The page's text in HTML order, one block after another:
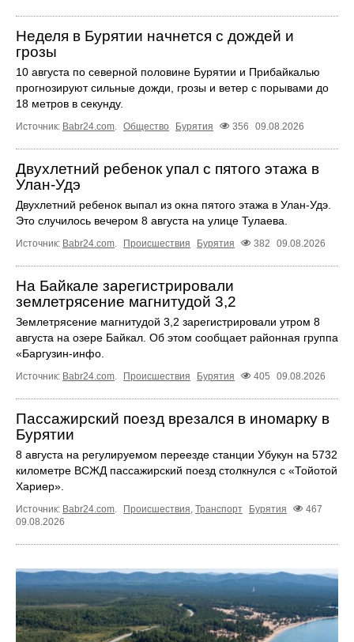
Неделя в Бурятии начнется с дождей и
грозы
10 августа по северной половине Бурятии и Прибайкалью
прогнозируют сильные дожди, грозы и ветер с порывами до
18 метров в секунду.
Источник: Babr24.com. Общество Бурятия 356 09.08.2026
Двухлетний ребенок упал с пятого этажа в
Улан-Удэ
Двухлетний ребенок выпал из окна пятого этажа в Улан-Удэ.
Это случилось вечером 8 августа на улице Тулаева.
Источник: Babr24.com. Происшествия Бурятия 382 09.08.2026
На Байкале зарегистрировали
землетрясение магнитудой 3,2
Землетрясение магнитудой 3,2 зарегистрировали утром 8
августа на озере Байкал. Об этом сообщает районная группа
«Бapгyзин-инфo.
Источник: Babr24.com. Происшествия Бурятия 405 09.08.2026
Пассажирский поезд врезался в иномарку в
Бурятии
8 августа на регулируемом переезде станции Убукун на 5732
километре ВСЖД пассажирский поезд столкнулся с «Тойотой
Хариер».
Источник: Babr24.com. Происшествия, Транспорт Бурятия
467
09.08.2026